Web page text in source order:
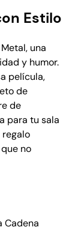
Estilo
una
y humor.
película,
de
de
para tu sala
no
Cadena